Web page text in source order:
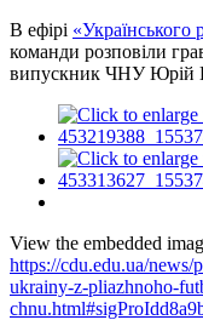
В ефірі «Українського
команди розповіли
випускник ЧНУ Юрій
View the embedded
https://cdu.edu.ua/
ukrainy-z-pliazhnoho-